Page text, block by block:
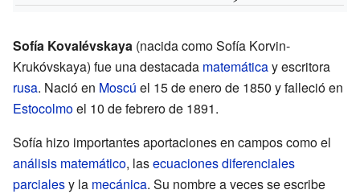
Sofía Kovalévskaya (nacida como Sofía Korvin-
Krukóvskaya) fue una destacada matemáticay escritora
rusa. Nació en Moscú el 15 de enero de 1850 y falleció en
Estocolmoel 10 de febrero de 1891.
Sofía hizo importantes aportaciones en campos como el
análisis matemático, lasecuaciones diferenciales
parcialesy la mecánica. Su nombre a veces se escribe